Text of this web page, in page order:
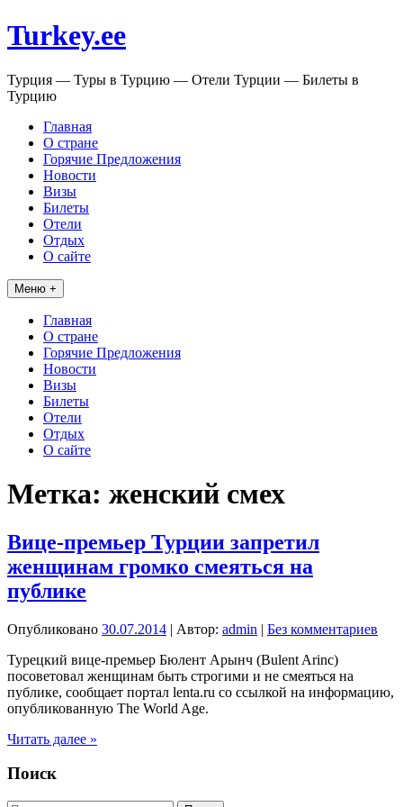
Перейти
к
Turkey.ee
Турция — Туры в Турцию — Отели Турции — Билеты в
Турцию
Главная
О стране
Горячие Предложения
Новости
Визы
Билеты
Отели
Отдых
О сайте
Меню +
Главная
О стране
Горячие Предложения
Новости
Визы
Билеты
Отели
Отдых
О сайте
Метка: женский смех
Вице-премьер Турции запретил
женщинам громко смеяться на
публике
Опубликовано 30.07.2014 | Автор: admin | Без комментариев
Турецкий вице-премьер Бюлент Арынч (Bulent Arinc)
посоветовал женщинам быть строгими и не смеяться на
публике, сообщает портал lenta.ru со ссылкой на информацию,
опубликованную The World Age.
Читать далее »
женщинам
Поиск